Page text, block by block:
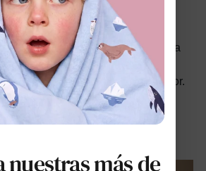
la retraten como tu madre sin
biológica.
voluntarios juntos:elijan una
con el cuidado temporal o
el día contribuyendo en su honor.
LGBTQ+:
desafíos invisibles
nuestras más de